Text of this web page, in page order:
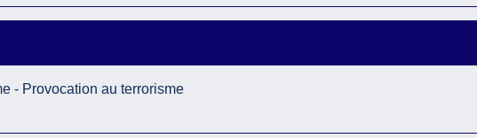
- Provocation au terrorisme